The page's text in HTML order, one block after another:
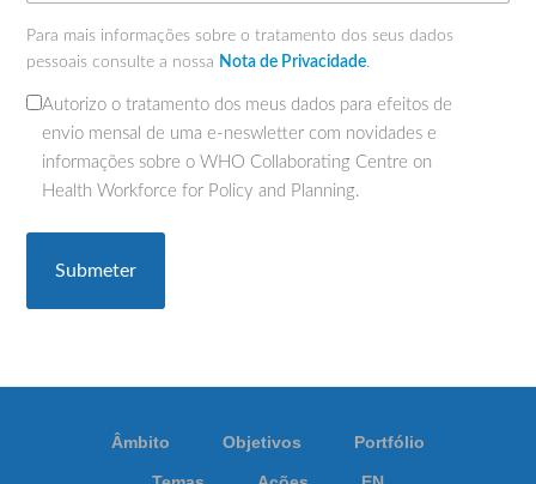
Para mais informações sobre o tratamento dos seus dados
pessoais consulte a nossa Nota de Privacidade.
(Obrigatório)
Autorizo o tratamento dos meus dados para efeitos de
envio mensal de uma e-neswletter com novidades e
informações sobre o WHO Collaborating Centre on
Health Workforce for Policy and Planning.
Âmbito Objetivos Portfólio